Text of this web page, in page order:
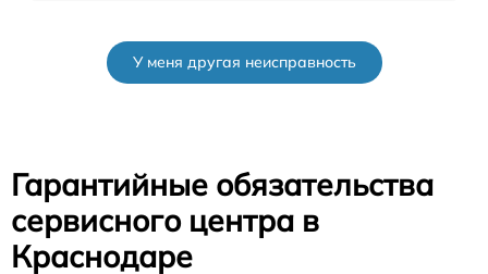
У меня другая неисправность
Гарантийные обязательства
сервисного центра в
Краснодаре